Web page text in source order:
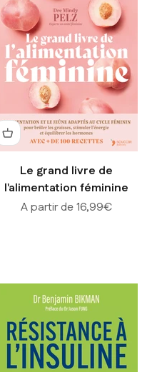
Le grand livre de
l'alimentation féminine
Prix de vente
A partir de 16,99€